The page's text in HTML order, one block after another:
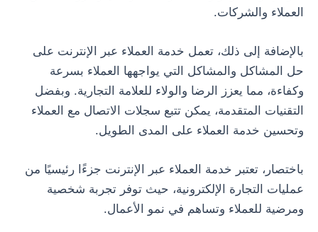
العملاء والشركات.
بالإضافة إلى ذلك، تعمل خدمة العملاء عبر الإنترنت على
حل المشاكل والمشاكل التي يواجهها العملاء بسرعة
وكفاءة، مما يعزز الرضا والولاء للعلامة التجارية. وبفضل
التقنيات المتقدمة، يمكن تتبع سجلات الاتصال مع العملاء
وتحسين خدمة العملاء على المدى الطويل.
باختصار، تعتبر خدمة العملاء عبر الإنترنت جزءًا رئيسيًا من
عمليات التجارة الإلكترونية، حيث توفر تجربة شخصية
ومرضية للعملاء وتساهم في نمو الأعمال.